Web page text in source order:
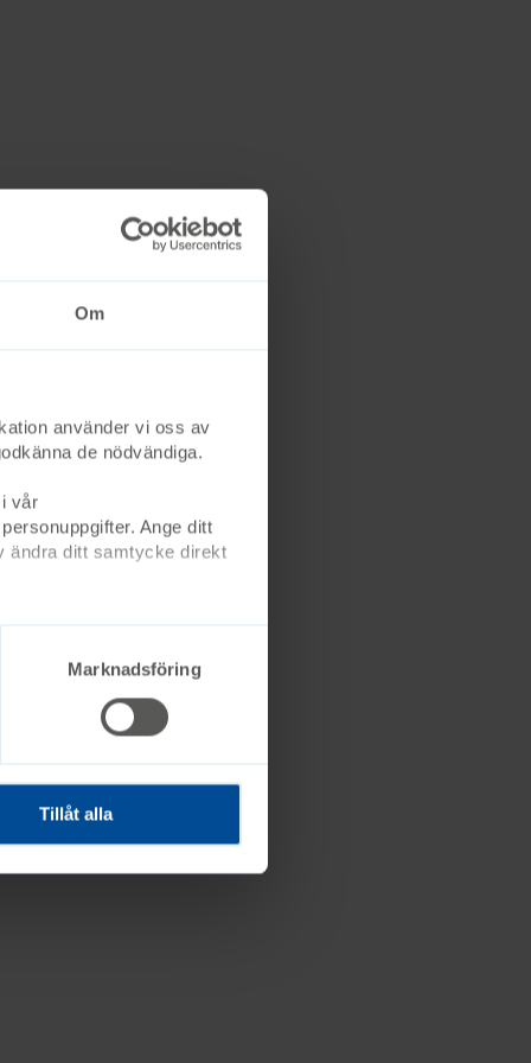
Om
använder vi oss av
de nödvändiga.
vår
Ange ditt
ändra ditt samtycke direkt
Marknadsföring
Tillåt alla